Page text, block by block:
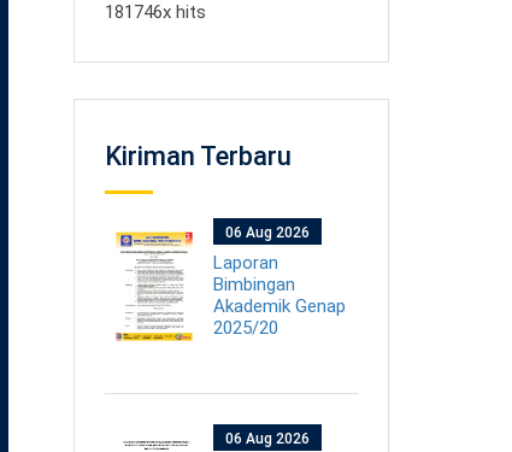
181746x hits
Kiriman Terbaru
06 Aug 2026
Laporan
Bimbingan
Akademik Genap
2025/20
06 Aug 2026